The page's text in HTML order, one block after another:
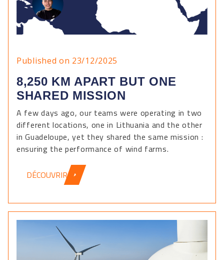
Published on 23/12/2025
8,250 KM APART BUT ONE
SHARED MISSION
A few days ago, our teams were operating in two
different locations, one in Lithuania and the other
in Guadeloupe, yet they shared the same mission :
ensuring the performance of wind farms.
DÉCOUVRIR